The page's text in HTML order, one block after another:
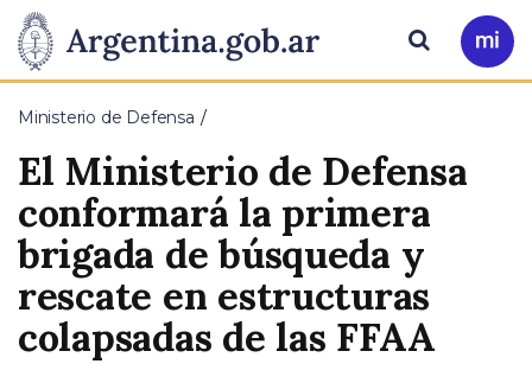
Presidencia
de
la
Nación
Pasar al contenido principal
Ir
a
Buscar
Ministerio de Defensa
El Ministerio de Defensa
conformará la primera
brigada de búsqueda y
rescate en estructuras
colapsadas de las FFAA